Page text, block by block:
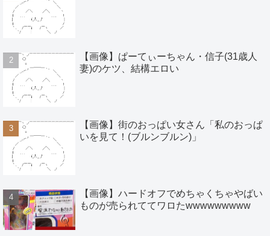
【画像】ぱーてぃーちゃん・信子(31歳人
妻)のケツ、結構エロい
【画像】街のおっぱい女さん「私のおっぱ
いを見て！(ブルンブルン)」
【画像】ハードオフでめちゃくちゃやばい
ものが売られててワロたwwwwwwwww